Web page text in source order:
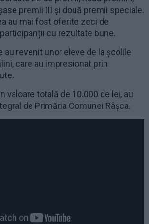
premii III și două premii speciale.
au mai fost oferite zeci de
cu rezultate bune.
au revenit unor eleve de la școlile
care au impresionat prin
valoare totală de 10.000 de lei, au
de Primăria Comunei Râșca.